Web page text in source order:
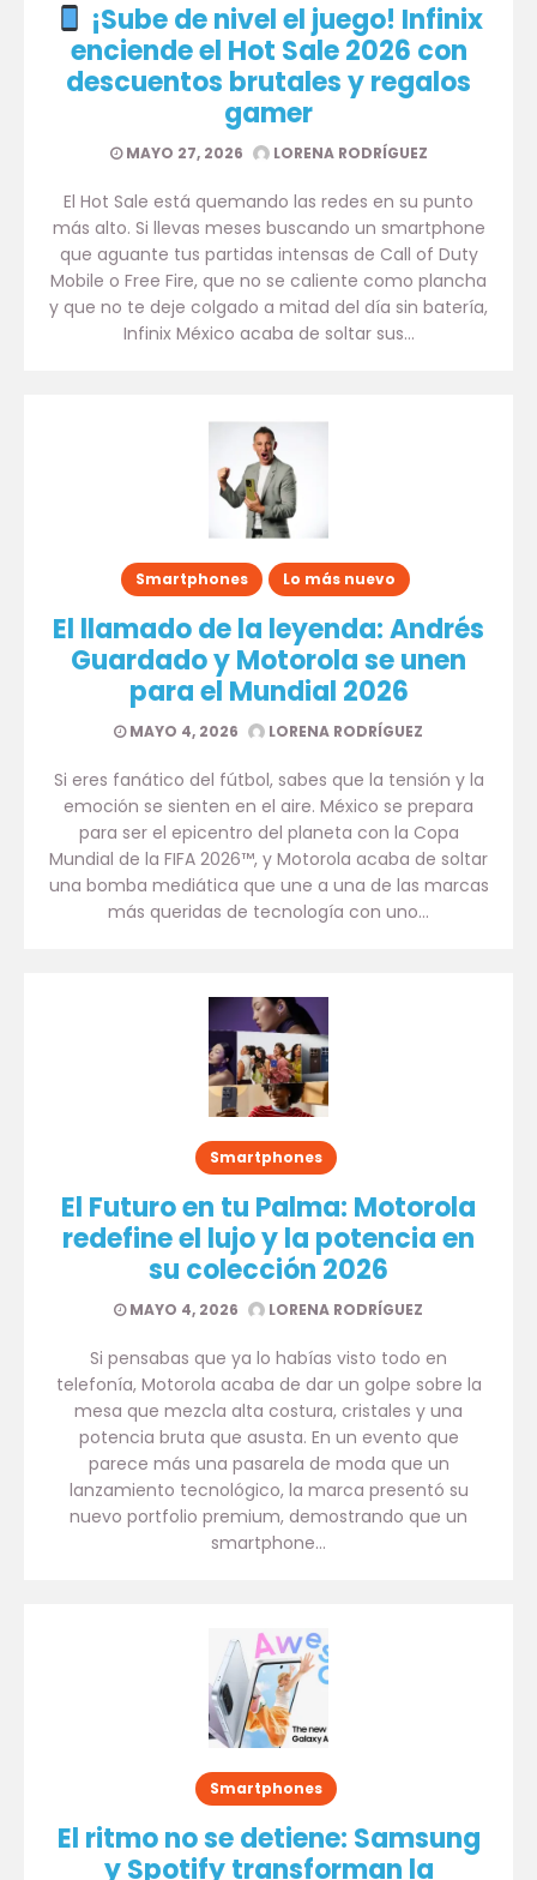
¡Sube de nivel el juego! Infinix
enciende el Hot Sale 2026 con
descuentos brutales y regalos
gamer
MAYO 27, 2026 LORENA RODRÍGUEZ
El Hot Sale está quemando las redes en su punto
más alto. Si llevas meses buscando un smartphone
que aguante tus partidas intensas de Call of Duty
Mobile o Free Fire, que no se caliente como plancha
y que no te deje colgado a mitad del día sin batería,
Infinix México acaba de soltar sus…
Smartphones Lo más nuevo
El llamado de la leyenda: Andrés
Guardado y Motorola se unen
para el Mundial 2026
MAYO 4, 2026 LORENA RODRÍGUEZ
Si eres fanático del fútbol, sabes que la tensión y la
emoción se sienten en el aire. México se prepara
para ser el epicentro del planeta con la Copa
Mundial de la FIFA 2026™, y Motorola acaba de soltar
una bomba mediática que une a una de las marcas
más queridas de tecnología con uno…
Smartphones
El Futuro en tu Palma: Motorola
redefine el lujo y la potencia en
su colección 2026
MAYO 4, 2026 LORENA RODRÍGUEZ
Si pensabas que ya lo habías visto todo en
telefonía, Motorola acaba de dar un golpe sobre la
mesa que mezcla alta costura, cristales y una
potencia bruta que asusta. En un evento que
parece más una pasarela de moda que un
lanzamiento tecnológico, la marca presentó su
nuevo portfolio premium, demostrando que un
smartphone…
Smartphones
El ritmo no se detiene: Samsung
y Spotify transforman la